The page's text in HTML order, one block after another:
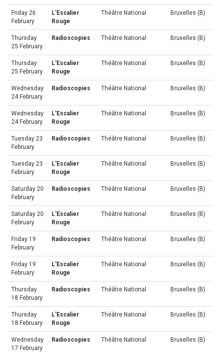
Friday 26
February
L'Escalier
Rouge
Théâtre National Bruxelles (B)
Thursday
25 February
Radioscopies Théâtre National Bruxelles (B)
Thursday
25 February
L'Escalier
Rouge
Théâtre National Bruxelles (B)
Wednesday
24 February
Radioscopies Théâtre National Bruxelles (B)
Wednesday
24 February
L'Escalier
Rouge
Théâtre National Bruxelles (B)
Tuesday 23
February
Radioscopies Théâtre National Bruxelles (B)
Tuesday 23
February
L'Escalier
Rouge
Théâtre National Bruxelles (B)
Saturday 20
February
Radioscopies Théâtre National Bruxelles (B)
Saturday 20
February
L'Escalier
Rouge
Théâtre National Bruxelles (B)
Friday 19
February
Radioscopies Théâtre National Bruxelles (B)
Friday 19
February
L'Escalier
Rouge
Théâtre National Bruxelles (B)
Thursday
18 February
Radioscopies Théâtre National Bruxelles (B)
Thursday
18 February
L'Escalier
Rouge
Théâtre National Bruxelles (B)
Wednesday
17 February
Radioscopies Théâtre National Bruxelles (B)